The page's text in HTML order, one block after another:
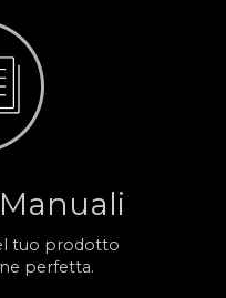
tuo prodotto
perfetta.